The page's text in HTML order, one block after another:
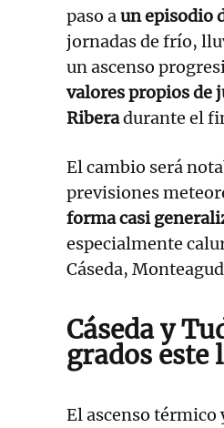
paso aun episodio
jornadas de frío,
un ascenso
valores propios de
Riberadurante el
El cambio será
previsiones
forma casi
especialmente
Cáseda,
Cáseda y
grados este
El ascenso térmico